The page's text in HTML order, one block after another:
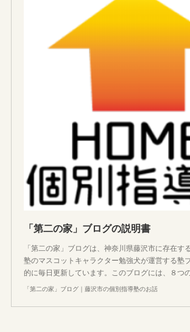
「第二の家」ブログの説明書
「第二の家」ブログは、神奈川県藤沢市に存在す
塾のマスコットキャラクター勉強犬が運営する塾
的に毎日更新しています。このブログには、８つ
「第二の家」ブログ｜藤沢市の個別指導塾のお話